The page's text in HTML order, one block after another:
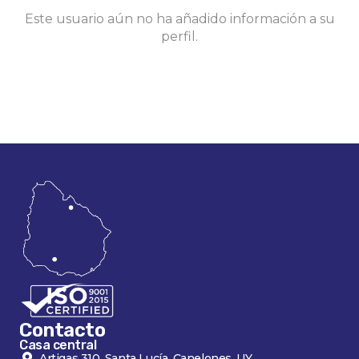
Este usuario aún no ha añadido información a su
perfil.
Contacto
Casa central